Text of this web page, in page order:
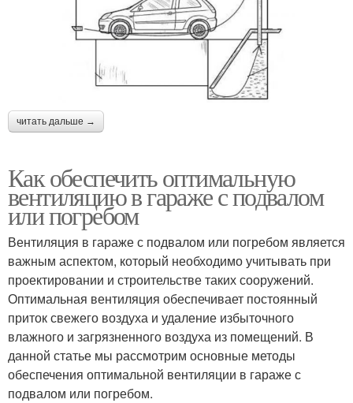
читать дальше →
Как обеспечить оптимальную
вентиляцию в гараже с подвалом
или погребом
Вентиляция в гараже с подвалом или погребом является
важным аспектом, который необходимо учитывать при
проектировании и строительстве таких сооружений.
Оптимальная вентиляция обеспечивает постоянный
приток свежего воздуха и удаление избыточного
влажного и загрязненного воздуха из помещений. В
данной статье мы рассмотрим основные методы
обеспечения оптимальной вентиляции в гараже с
подвалом или погребом.